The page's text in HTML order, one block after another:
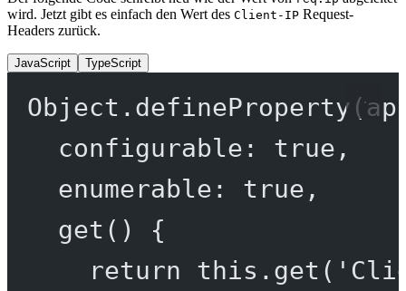
wird. Jetzt gibt es einfach den Wert des Client-IP Request-
Headers zurück.
JavaScript TypeScript
Object. defineProperty
configurable: true ,
enumerable: true ,
get () {
return
this . get (